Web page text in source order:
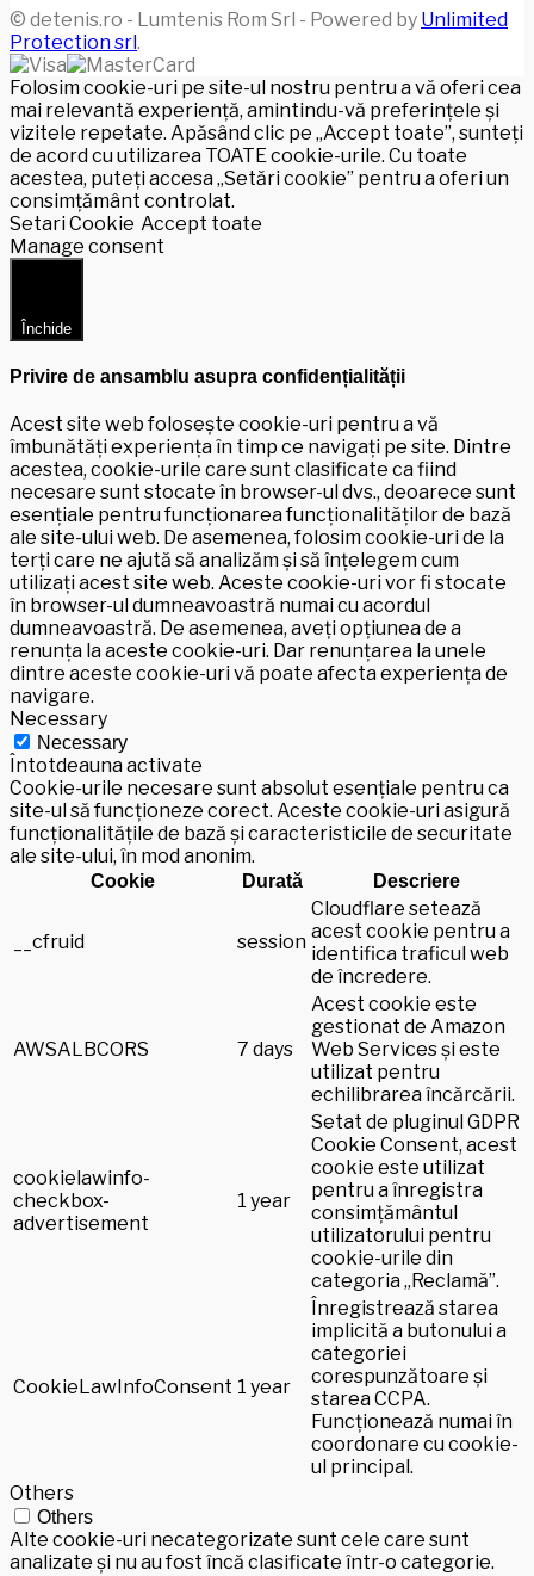
© detenis.ro - Lumtenis Rom Srl - Powered by Unlimited
Protection srl.
Folosim cookie-uri pe site-ul nostru pentru a vă oferi cea
mai relevantă experiență, amintindu-vă preferințele și
vizitele repetate. Apăsând clic pe „Accept toate”, sunteți
de acord cu utilizarea TOATE cookie-urile. Cu toate
acestea, puteți accesa „Setări cookie” pentru a oferi un
consimțământ controlat.
Setari Cookie Accept toate
Manage consent
Închide
Privire de ansamblu asupra confidențialității
Acest site web folosește cookie-uri pentru a vă
îmbunătăți experiența în timp ce navigați pe site. Dintre
acestea, cookie-urile care sunt clasificate ca fiind
necesare sunt stocate în browser-ul dvs., deoarece sunt
esențiale pentru funcționarea funcționalităților de bază
ale site-ului web. De asemenea, folosim cookie-uri de la
terți care ne ajută să analizăm și să înțelegem cum
utilizați acest site web. Aceste cookie-uri vor fi stocate
în browser-ul dumneavoastră numai cu acordul
dumneavoastră. De asemenea, aveți opțiunea de a
renunța la aceste cookie-uri. Dar renunțarea la unele
dintre aceste cookie-uri vă poate afecta experiența de
navigare.
Necessary
Necessary
Întotdeauna activate
Cookie-urile necesare sunt absolut esențiale pentru ca
site-ul să funcționeze corect. Aceste cookie-uri asigură
funcționalitățile de bază și caracteristicile de securitate
ale site-ului, în mod anonim.
Cookie Durată Descriere
__cfruid session
Cloudflare setează
acest cookie pentru a
identifica traficul web
de încredere.
AWSALBCORS 7 days
Acest cookie este
gestionat de Amazon
Web Services și este
utilizat pentru
echilibrarea încărcării.
cookielawinfo-
checkbox-
advertisement
1 year
Setat de pluginul GDPR
Cookie Consent, acest
cookie este utilizat
pentru a înregistra
consimțământul
utilizatorului pentru
cookie-urile din
categoria „Reclamă”.
CookieLawInfoConsent 1 year
Înregistrează starea
implicită a butonului a
categoriei
corespunzătoare și
starea CCPA.
Funcționează numai în
coordonare cu cookie-
ul principal.
Others
Others
Alte cookie-uri necategorizate sunt cele care sunt
analizate și nu au fost încă clasificate într-o categorie.